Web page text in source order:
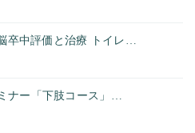
中評価と治療 トイレ…
ナー「下肢コース」…